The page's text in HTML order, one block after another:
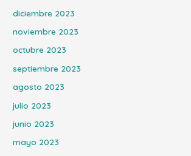
diciembre 2023
noviembre 2023
octubre 2023
septiembre 2023
agosto 2023
julio 2023
junio 2023
mayo 2023